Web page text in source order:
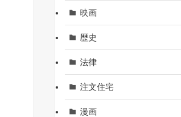
映画
歴史
法律
注文住宅
漫画